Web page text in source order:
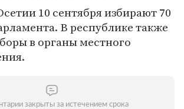
10 сентября избирают 70
В республике также
в органы местного
закрыты за истечением срока